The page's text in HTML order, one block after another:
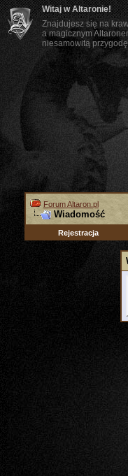
Witaj w Altaronie!
Znajdujesz się na
a magicznym
niesamowitą
Forum Altaron.pl
Wiadomość
Rejestracja